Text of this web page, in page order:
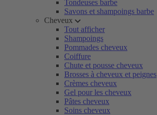
Tondeuses barbe
Savons et shampoings barbe
Cheveux
Tout afficher
Shampoings
Pommades cheveux
Coiffure
Chute et pousse cheveux
Brosses à cheveux et peignes
Crèmes cheveux
Gel pour les cheveux
Pâtes cheveux
Soins cheveux